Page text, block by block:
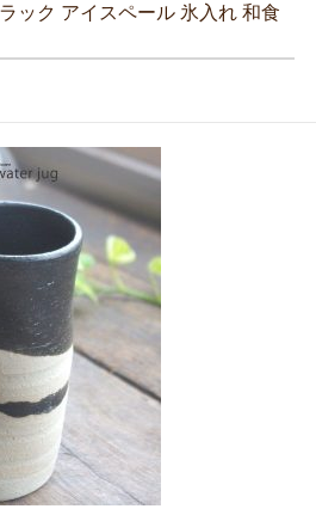
ック アイスペール 氷入れ 和食